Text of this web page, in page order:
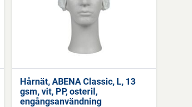
Hårnät, ABENA Classic, L, 13
gsm, vit, PP, osteril,
engångsanvändning